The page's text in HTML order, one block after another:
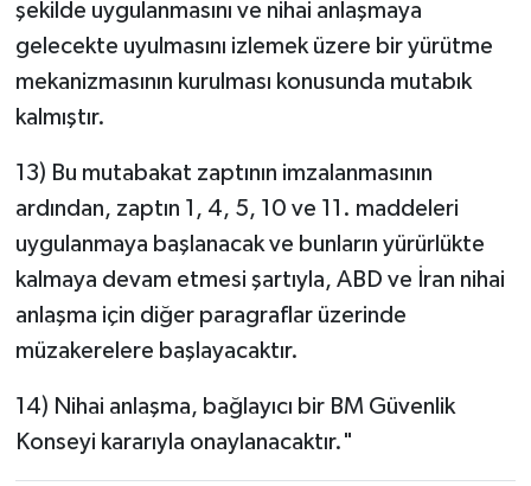
şekilde uygulanmasını ve nihai anlaşmaya
gelecekte uyulmasını izlemek üzere bir yürütme
mekanizmasının kurulması konusunda mutabık
kalmıştır.
13) Bu mutabakat zaptının imzalanmasının
ardından, zaptın 1, 4, 5, 10 ve 11. maddeleri
uygulanmaya başlanacak ve bunların yürürlükte
kalmaya devam etmesi şartıyla, ABD ve İran nihai
anlaşma için diğer paragraflar üzerinde
müzakerelere başlayacaktır.
14) Nihai anlaşma, bağlayıcı bir BM Güvenlik
Konseyi kararıyla onaylanacaktır."